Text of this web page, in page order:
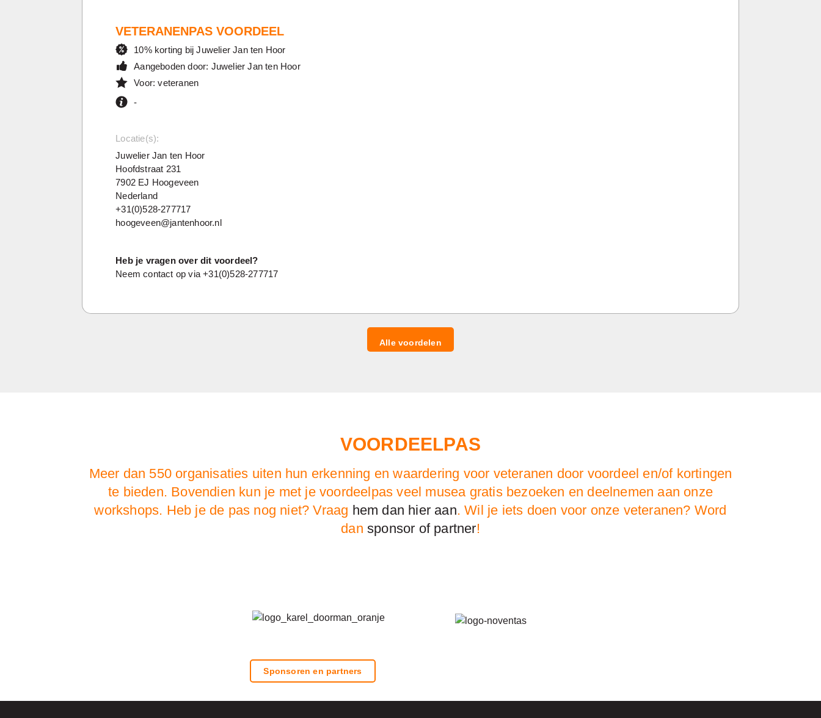
VETERANENPAS VOORDEEL
10% korting bij Juwelier Jan ten Hoor
Aangeboden door: Juwelier Jan ten Hoor
Voor: veteranen
-
Locatie(s):
Juwelier Jan ten Hoor
Hoofdstraat 231
7902 EJ Hoogeveen
Nederland
+31(0)528-277717
hoogeveen@jantenhoor.nl
Heb je vragen over dit voordeel?
Neem contact op via +31(0)528-277717
Alle voordelen
VOORDEELPAS
Meer dan 550 organisaties uiten hun erkenning en waardering voor veteranen door voordeel en/of kortingen
te bieden. Bovendien kun je met je voordeelpas veel musea gratis bezoeken en deelnemen aan onze
workshops. Heb je de pas nog niet? Vraag hem dan hier aan. Wil je iets doen voor onze veteranen? Word
dan sponsor of partner!
Sponsoren en partners